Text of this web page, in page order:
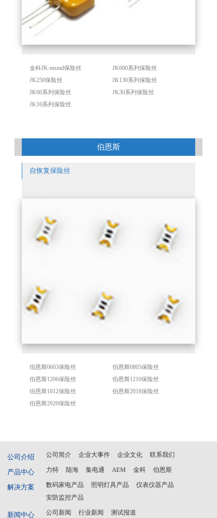
金科JK-msmd保险丝
JK600系列保险丝
JK250保险丝
JK130系列保险丝
JK60系列保险丝
JK30系列保险丝
JK16系列保险丝
伯恩斯
自恢复保险丝
伯恩斯0603保险丝
伯恩斯0805保险丝
伯恩斯1206保险丝
伯恩斯1210保险丝
伯恩斯1812保险丝
伯恩斯2018保险丝
伯恩斯2920保险丝
公司介绍 公司简介 企业大事件 企业文化 联系我们
产品中心 力特 陆海 集电通 AEM 金科 伯恩斯
解决方案 数码家电产品 照明灯具产品
仪表仪器产品
安防监控产品
新闻中心 公司新闻 行业新闻 测试报道